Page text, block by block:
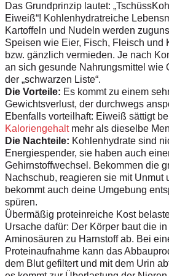
Das Grundprinzip lautet:
Eiweiß“! Kohlenhydratreiche
Kartoffeln und Nudeln werden
Speisen wie Eier, Fisch, Fleisch und
bzw. gänzlich vermieden. Je nach
an sich gesunde Nahrungsmittel wie
der „schwarzen Liste“.
Die Vorteile: Es kommt zu einem
Gewichtsverlust, der durchwegs
Ebenfalls vorteilhaft: Eiweiß sättigt
Kaloriengehaltmehr als dieselbe
Die Nachteile: Kohlenhydrate sind
Energiespender, sie haben auch
Gehirnstoffwechsel. Bekommen die
Nachschub, reagieren sie mit Unmut
bekommt auch deine Umgebung
spüren.
Übermäßig proteinreiche Kost
Ursache dafür: Der Körper baut die
Aminosäuren zu Harnstoff ab. Bei
Proteinaufnahme kann das
dem Blut gefiltert und mit dem Urin